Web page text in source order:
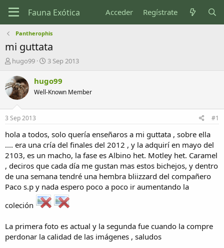
Acceder Regístrate
Pantherophis
mi guttata
I
i
c
i
d
o
r
e
l
t
e
m
hugo99
F
c
h
a
n
i
c
i
o
3 Sep 2013
hugo99
Well-Known Member
3 Sep 2013 #1
hola a todos, solo quería enseñaros a mi guttata , sobre ella
.... era una cría del finales del 2012 , y la adquirí en mayo del
2103, es un macho, la fase es Albino het. Motley het. Caramel
, deciros que cada día me gustan mas estos bichejos, y dentro
de una semana tendré una hembra bliizzard del compañero
Paco s.p y nada espero poco a poco ir aumentando la
coleción
La primera foto es actual y la segunda fue cuando la compre
perdonar la calidad de las imágenes , saludos